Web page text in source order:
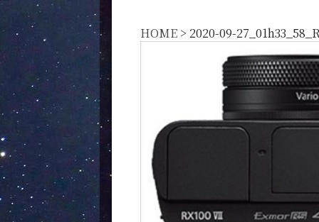
HOME > 2020-09-